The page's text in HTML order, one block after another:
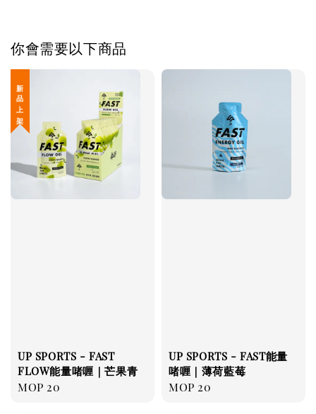
你會需要以下商品
新 品 上 架
UP SPORTS - FAST
FLOW能量啫喱｜芒果青
Regular
MOP 20
UP SPORTS - FAST能量
啫喱｜薄荷藍莓
Regular
MOP 20